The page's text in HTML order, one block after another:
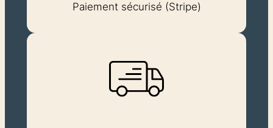
Paiement sécurisé (Stripe)